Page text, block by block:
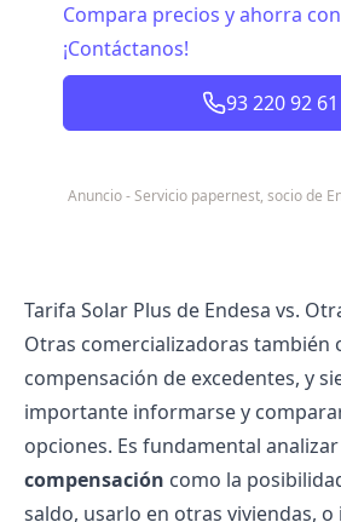
Compara precios y ahorra
¡Contáctanos!
93 220 92 61
Anuncio - Servicio papernest, socio de
Tarifa Solar Plus de Endesa vs.
Otras comercializadoras también
compensación de excedentes, y
importante informarse y
opciones. Es fundamental
compensación como la
saldo, usarlo en otras viviendas,